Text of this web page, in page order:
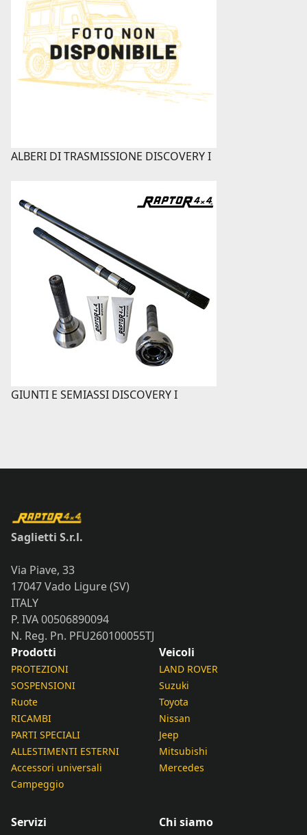
ALBERI DI TRASMISSIONE DISCOVERY I
GIUNTI E SEMIASSI DISCOVERY I
Saglietti S.r.l.
Via Piave, 33
17047 Vado Ligure (SV)
ITALY
P. IVA 00506890094
N. Reg. Pn. PFU260100055TJ
Prodotti
PROTEZIONI
SOSPENSIONI
Ruote
RICAMBI
PARTI SPECIALI
ALLESTIMENTI ESTERNI
Accessori universali
Campeggio
Veicoli
LAND ROVER
Suzuki
Toyota
Nissan
Jeep
Mitsubishi
Mercedes
Servizi Chi siamo